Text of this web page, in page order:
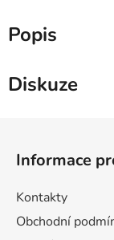
Popis
Diskuze
Informace
Kontakty
Obchodní